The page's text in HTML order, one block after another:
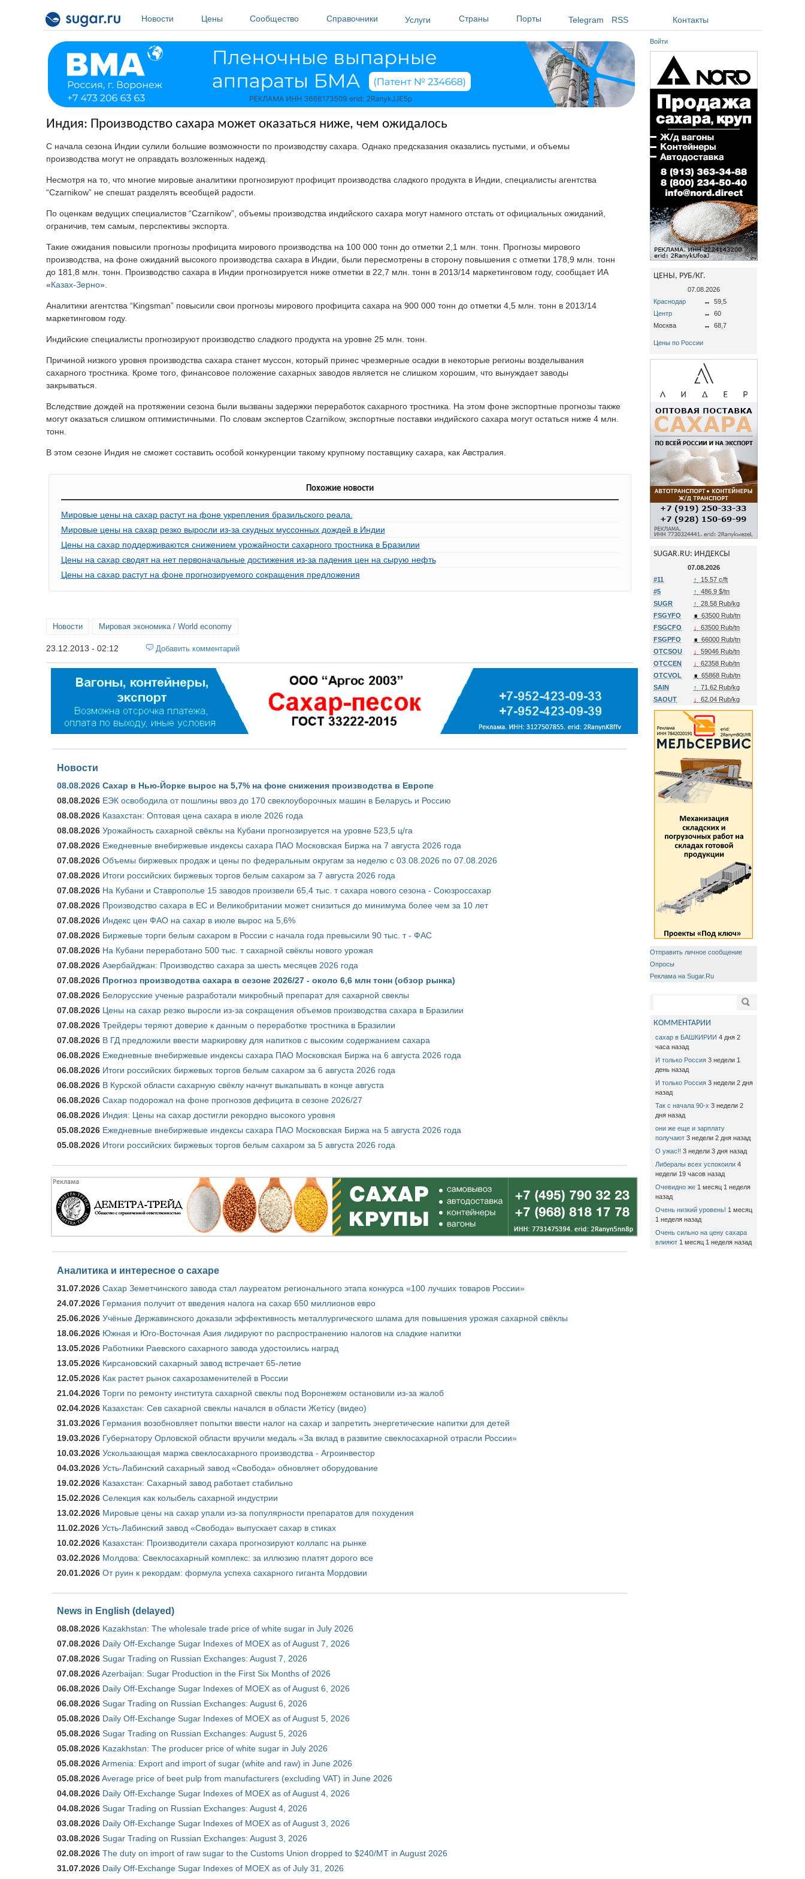
Новости
Цены Сообщество Справочники Услуги Страны Порты Telegram RSS Контакты
Индия: Производство сахара может оказаться ниже, чем ожидалось
С начала сезона Индии сулили большие возможности по производству сахара. Однако предсказания оказались пустыми, и объемы
производства могут не оправдать возложенных надежд.
Несмотря на то, что многие мировые аналитики прогнозируют профицит производства сладкого продукта в Индии, специалисты агентства
“Czarnikow” не спешат разделять всеобщей радости.
По оценкам ведущих специалистов “Czarnikow”, объемы производства индийского сахара могут намного отстать от официальных ожиданий,
ограничив, тем самым, перспективы экспорта.
Такие ожидания повысили прогнозы профицита мирового производства на 100 000 тонн до отметки 2,1 млн. тонн. Прогнозы мирового
производства, на фоне ожиданий высокого производства сахара в Индии, были пересмотрены в сторону повышения с отметки 178,9 млн. тонн
до 181,8 млн. тонн. Производство сахара в Индии прогнозируется ниже отметки в 22,7 млн. тонн в 2013/14 маркетинговом году, сообщает ИА
«Казах-Зерно».
Аналитики агентства “Kingsman” повысили свои прогнозы мирового профицита сахара на 900 000 тонн до отметки 4,5 млн. тонн в 2013/14
маркетинговом году.
Индийские специалисты прогнозируют производство сладкого продукта на уровне 25 млн. тонн.
Причиной низкого уровня производства сахара станет муссон, который принес чрезмерные осадки в некоторые регионы возделывания
сахарного тростника. Кроме того, финансовое положение сахарных заводов является не слишком хорошим, что вынуждает заводы
закрываться.
Вследствие дождей на протяжении сезона были вызваны задержки переработок сахарного тростника. На этом фоне экспортные прогнозы также
могут оказаться слишком оптимистичными. По словам экспертов Czarnikow, экспортные поставки индийского сахара могут остаться ниже 4 млн.
тонн.
В этом сезоне Индия не сможет составить особой конкуренции такому крупному поставщику сахара, как Австралия.
Похожие новости
Мировые цены на сахар растут на фоне укрепления бразильского реала.
Мировые цены на сахар резко выросли из-за скудных муссонных дождей в Индии
Цены на сахар поддерживаются снижением урожайности сахарного тростника в Бразилии
Цены на сахар сводят на нет первоначальные достижения из-за падения цен на сырую нефть
Цены на сахар растут на фоне прогнозируемого сокращения предложения
Новости Мировая экономика / World economy
23.12.2013 - 02:12 Добавить комментарий
Новости
08.08.2026 Сахар в Нью-Йорке вырос на 5,7% на фоне снижения производства в Европе
08.08.2026 ЕЭК освободила от пошлины ввоз до 170 свеклоуборочных машин в Беларусь и Россию
08.08.2026 Казахстан: Оптовая цена сахара в июле 2026 года
08.08.2026 Урожайность сахарной свёклы на Кубани прогнозируется на уровне 523,5 ц/га
07.08.2026 Ежедневные внебиржевые индексы сахара ПАО Московская Биржа на 7 августа 2026 года
07.08.2026 Объемы биржевых продаж и цены по федеральным округам за неделю с 03.08.2026 по 07.08.2026
07.08.2026 Итоги российских биржевых торгов белым сахаром за 7 августа 2026 года
07.08.2026 На Кубани и Ставрополье 15 заводов произвели 65,4 тыс. т сахара нового сезона - Союзроссахар
07.08.2026 Производство сахара в ЕС и Великобритании может снизиться до минимума более чем за 10 лет
07.08.2026 Индекс цен ФАО на сахар в июле вырос на 5,6%
07.08.2026 Биржевые торги белым сахаром в России с начала года превысили 90 тыс. т - ФАС
07.08.2026 На Кубани переработано 500 тыс. т сахарной свёклы нового урожая
07.08.2026 Азербайджан: Производство сахара за шесть месяцев 2026 года
07.08.2026 Прогноз производства сахара в сезоне 2026/27 - около 6,6 млн тонн (обзор рынка)
07.08.2026 Белорусские ученые разработали микробный препарат для сахарной свеклы
07.08.2026 Цены на сахар резко выросли из-за сокращения объемов производства сахара в Бразилии
07.08.2026 Трейдеры теряют доверие к данным о переработке тростника в Бразилии
07.08.2026 В ГД предложили ввести маркировку для напитков с высоким содержанием сахара
06.08.2026 Ежедневные внебиржевые индексы сахара ПАО Московская Биржа на 6 августа 2026 года
06.08.2026 Итоги российских биржевых торгов белым сахаром за 6 августа 2026 года
06.08.2026 В Курской области сахарную свёклу начнут выкапывать в конце августа
06.08.2026 Сахар подорожал на фоне прогнозов дефицита в сезоне 2026/27
06.08.2026 Индия: Цены на сахар достигли рекордно высокого уровня
05.08.2026 Ежедневные внебиржевые индексы сахара ПАО Московская Биржа на 5 августа 2026 года
05.08.2026 Итоги российских биржевых торгов белым сахаром за 5 августа 2026 года
Аналитика и интересное о сахаре
31.07.2026 Сахар Земетчинского завода стал лауреатом регионального этапа конкурса «100 лучших товаров России»
24.07.2026 Германия получит от введения налога на сахар 650 миллионов евро
25.06.2026 Учёные Державинского доказали эффективность металлургического шлама для повышения урожая сахарной свёклы
18.06.2026 Южная и Юго-Восточная Азия лидируют по распространению налогов на сладкие напитки
13.05.2026 Работники Раевского сахарного завода удостоились наград
13.05.2026 Кирсановский сахарный завод встречает 65-летие
12.05.2026 Как растет рынок сахарозаменителей в России
21.04.2026 Торги по ремонту института сахарной свеклы под Воронежем остановили из-за жалоб
02.04.2026 Казахстан: Сев сахарной свеклы начался в области Жетісу (видео)
31.03.2026 Германия возобновляет попытки ввести налог на сахар и запретить энергетические напитки для детей
19.03.2026 Губернатору Орловской области вручили медаль «За вклад в развитие свеклосахарной отрасли России»
10.03.2026 Ускользающая маржа свеклосахарного производства - Агроинвестор
04.03.2026 Усть-Лабинский сахарный завод «Свобода» обновляет оборудование
19.02.2026 Казахстан: Сахарный завод работает стабильно
15.02.2026 Селекция как колыбель сахарной индустрии
13.02.2026 Мировые цены на сахар упали из-за популярности препаратов для похудения
11.02.2026 Усть-Лабинский завод «Свобода» выпускает сахар в стиках
10.02.2026 Казахстан: Производители сахара прогнозируют коллапс на рынке
03.02.2026 Молдова: Свеклосахарный комплекс: за иллюзию платят дорого все
20.01.2026 От руин к рекордам: формула успеха сахарного гиганта Мордовии
News in English (delayed)
08.08.2026 Kazakhstan: The wholesale trade price of white sugar in July 2026
07.08.2026 Daily Off-Exchange Sugar Indexes of MOEX as of August 7, 2026
07.08.2026 Sugar Trading on Russian Exchanges: August 7, 2026
07.08.2026Azerbaijan: Sugar Production in the First Six Months of 2026
06.08.2026 Daily Off-Exchange Sugar Indexes of MOEX as of August 6, 2026
06.08.2026 Sugar Trading on Russian Exchanges: August 6, 2026
05.08.2026 Daily Off-Exchange Sugar Indexes of MOEX as of August 5, 2026
05.08.2026 Sugar Trading on Russian Exchanges: August 5, 2026
05.08.2026 Kazakhstan: The producer price of white sugar in July 2026
05.08.2026Armenia: Export and import of sugar (white and raw) in June 2026
05.08.2026Average price of beet pulp from manufacturers (excluding VAT) in June 2026
04.08.2026 Daily Off-Exchange Sugar Indexes of MOEX as of August 4, 2026
04.08.2026 Sugar Trading on Russian Exchanges: August 4, 2026
03.08.2026 Daily Off-Exchange Sugar Indexes of MOEX as of August 3, 2026
03.08.2026 Sugar Trading on Russian Exchanges: August 3, 2026
02.08.2026 The duty on import of raw sugar to the Customs Union dropped to $240/MT in August 2026
31.07.2026 Daily Off-Exchange Sugar Indexes of MOEX as of July 31, 2026
Войти
ЦЕНЫ, РУБ/КГ.
07.08.2026
Краснодар
↔
59,5
Центр
↔
60
Москва
↔ 68,7
Цены по России
SUGAR.RU: ИНДЕКСЫ
07.08.2026
#11
↑
15.57 c/ft
#5
↑
486.9 $/tn
SUGR
↑
28.58 Rub/kg
FSGYFO
∎ 63500 Rub/tn
FSGCFO
↓
63500 Rub/tn
FSGPFO
∎ 66000 Rub/tn
OTCSOU
↓
59046 Rub/tn
OTCCEN
↓
62358 Rub/tn
OTCVOL
∎ 65868 Rub/tn
SAIN
↑
71.62 Rub/kg
SAOUT
↓ 62.04 Rub/kg
Отправить личное сообщение
Опросы
Реклама на Sugar.Ru
Поиск
КОММЕНТАРИИ
сахар в БАШКИРИИ 4 дня 2
часа назад
И только Россия 3 недели 1
день назад
И только Россия 3 недели 2 дня
назад
Так с начала 90-х 3 недели 2
дня назад
они же еще и зарплату
получают 3 недели 2 дня назад
О ужас!! 3 недели 3 дня назад
Либералы всех успокоили 4
недели 19 часов назад
Очевидно же 1 месяц 1 неделя
назад
Очень низкий уровень! 1 месяц
1 неделя назад
Очень сильно на цену сахара
влияют 1 месяц 1 неделя назад